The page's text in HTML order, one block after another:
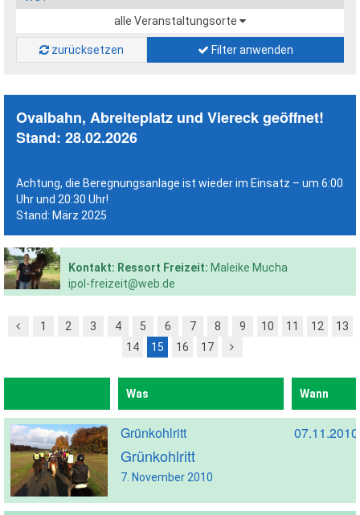
alle Veranstaltungsorte
zurücksetzen Filter anwenden
Ovalbahn, Abreiteplatz und Viereck geöffnet!
Stand: 28.02.2026
Achtung, die Beregnungsanlage ist wieder im Einsatz – um 6:00
Uhr und 20:30 Uhr!
Stand: März 2025
Kontakt: Ressort Freizeit: Maleike Mucha
ipol-freizeit@web.de
1 2 3 4 5 6 7 8 9 10 11 12
13
14
15 16 17
Was Wann
Grünkohlritt
Grünkohlritt
7. November 2010